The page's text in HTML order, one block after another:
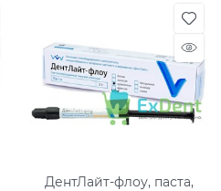
ДентЛайт-флоу, паста,